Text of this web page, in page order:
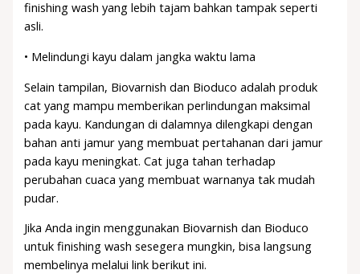
finishing wash yang lebih tajam bahkan tampak seperti
asli.
• Melindungi kayu dalam jangka waktu lama
Selain tampilan, Biovarnish dan Bioduco adalah produk
cat yang mampu memberikan perlindungan maksimal
pada kayu. Kandungan di dalamnya dilengkapi dengan
bahan anti jamur yang membuat pertahanan dari jamur
pada kayu meningkat. Cat juga tahan terhadap
perubahan cuaca yang membuat warnanya tak mudah
pudar.
Jika Anda ingin menggunakan Biovarnish dan Bioduco
untuk finishing wash sesegera mungkin, bisa langsung
membelinya melalui link berikut ini.